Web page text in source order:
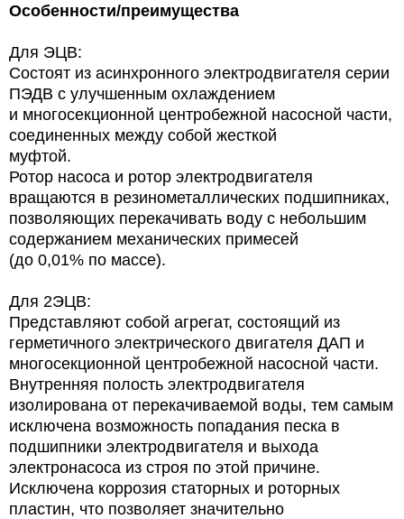
Особенности/преимущества
Для ЭЦВ:
Состоят из асинхронного электродвигателя серии
ПЭДВ с улучшенным охлаждением
и многосекционной центробежной насосной части,
соединенных между собой жесткой
муфтой.
Ротор насоса и ротор электродвигателя
вращаются в резинометаллических подшипниках,
позволяющих перекачивать воду с небольшим
содержанием механических примесей
(до 0,01% по массе).
Для 2ЭЦВ:
Представляют собой агрегат, состоящий из
герметичного электрического двигателя ДАП и
многосекционной центробежной насосной части.
Внутренняя полость электродвигателя
изолирована от перекачиваемой воды, тем самым
исключена возможность попадания песка в
подшипники электродвигателя и выхода
электронасоса из строя по этой причине.
Исключена коррозия статорных и роторных
пластин, что позволяет значительно